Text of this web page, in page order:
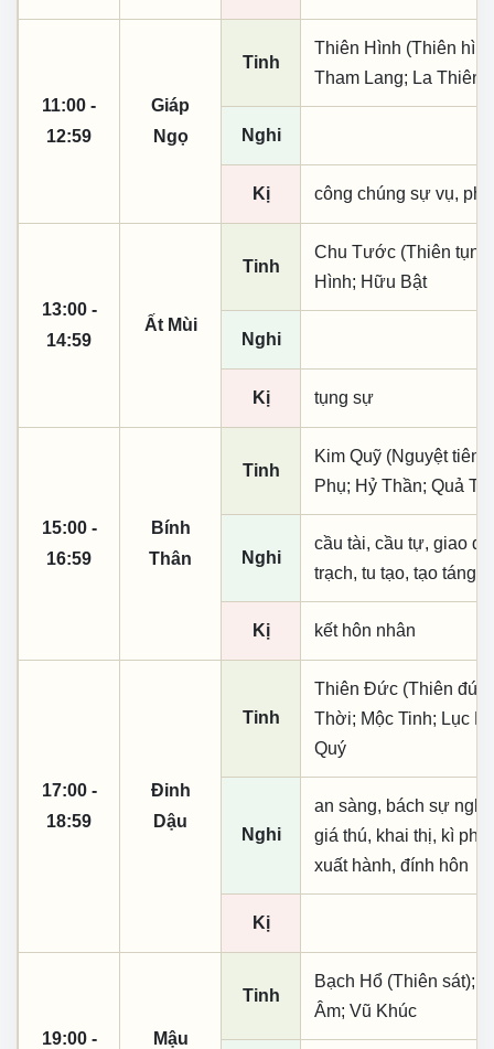
11:00 -
12:59
Giáp
Ngọ
Tinh
Thiên Hình (Thiên
Tham Lang; La Thiên
Nghi
Kị công chúng sự vụ,
13:00 -
14:59
Ất Mùi
Tinh
Chu Tước (Thiên
Hình; Hữu Bật
Nghi
Kị tụng sự
15:00 -
16:59
Bính
Thân
Tinh
Kim Quỹ (Nguyệt
Phụ; Hỷ Thần; Quả
Nghi
cầu tài, cầu tự, giao
trạch, tu tạo, tạo táng,
Kị kết hôn nhân
17:00 -
18:59
Đinh
Dậu
Tinh
Thiên Đức (Thiên
Thời; Mộc Tinh; Lục
Quý
Nghi
an sàng, bách sự
giá thú, khai thị, kì
xuất hành, đính hôn
Kị
19:00 -
Mậu
Tinh
Bạch Hổ (Thiên sát);
Âm; Vũ Khúc